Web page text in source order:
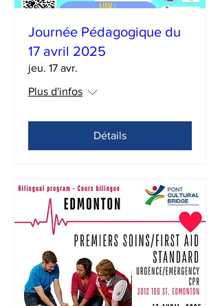
Journée Pédagogique du
17 avril 2025
jeu. 17 avr.
Plus d'infos
Détails